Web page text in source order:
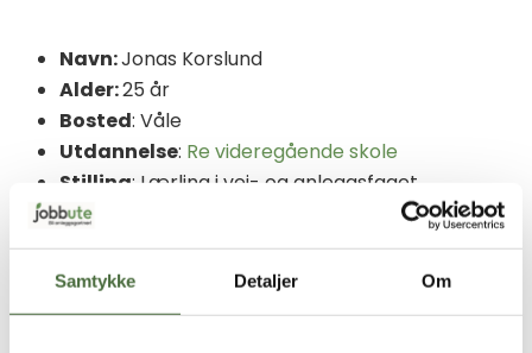
Samtykke Detaljer Om
Navn:Jonas Korslund
Alder:25 år
Bosted: Våle
Utdannelse: Re videregående skole
Stilling: Lærling i vei- og anleggsfaget
Firma
Landskapsentreprenør AS